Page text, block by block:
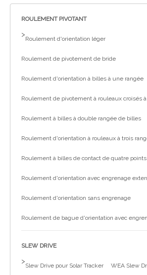
Équipements de test
Robot De Soudage
Fabrication
Nouvelles de l'industrie
ROULEMENT PIVOTANT
>
Roulement d'orientation léger
Roulement de pivotement de bride
Roulement d'orientation à billes à une rangée
Roulement de pivotement à rouleaux croisés
Roulement à billes à double rangée de billes
Roulement d'orientation à rouleaux à trois
Roulement à billes de contact de quatre points
Roulement d'orientation avec engrenage
Roulement d'orientation sans engrenage
Roulement de bague d'orientation avec
SLEW DRIVE
>
Slew Drive pour Solar Tracker WEA Slew